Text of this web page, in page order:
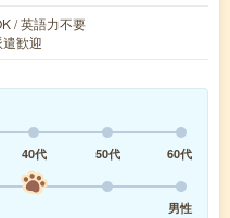
/ 英語力不要
歓迎
40代 50代
60代
男性